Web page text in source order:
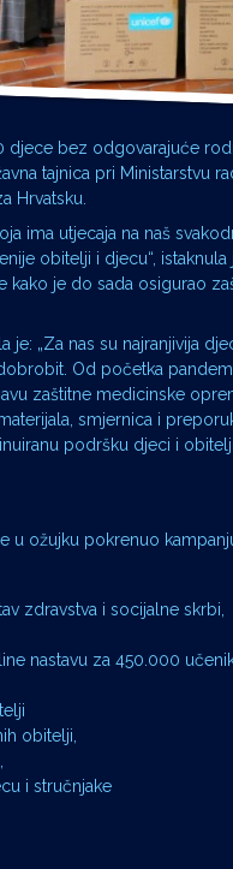
djece bez odgovarajuće
tajnica pri Ministarstvu
Hrvatsku.
ima utjecaja na naš
obitelji i djecu“,
je do sada osigurao
je: „Za nas su najranjivija
Od početka
zaštitne medicinske
smjernica i
podršku djeci i
u ožujku pokrenuo
zdravstva i socijalne skrbi,
nastavu za 450.000
obitelji,
i stručnjake